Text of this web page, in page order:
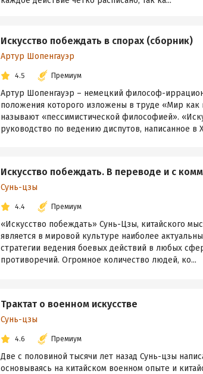
Искусство побеждать в спорах (сборник)
Артур Шопенгауэр
4.5 Премиум
Артур Шопенгауэр – немецкий философ-
положения которого изложены в труде «Мир как
называют «пессимистической философией».
руководство по ведению диспутов, написанное в
Искусство побеждать. В переводе и с
Сунь-цзы
4.4 Премиум
«Искусство побеждать» Сунь-Цзы, китайского
является в мировой культуре наиболее
стратегии ведения боевых действий в любых
противоречий. Огромное количество людей, ко...
Трактат о военном искусстве
Сунь-цзы
4.6 Премиум
Две с половиной тысячи лет назад Сунь-цзы
основываясь на китайском военном опыте и